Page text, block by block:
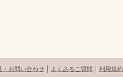
・お問い合わせ よくあるご質問 利用規約